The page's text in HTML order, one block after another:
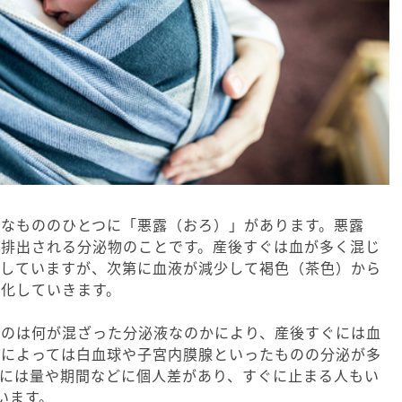
もののひとつに「悪露（おろ）」があります。悪露
出される分泌物のことです。産後すぐは血が多く混じ
ていますが、次第に血液が減少して褐色（茶色）から
していきます。
は何が混ざった分泌液なのかにより、産後すぐには血
よっては白血球や子宮内膜腺といったものの分泌が多
は量や期間などに個人差があり、すぐに止まる人もい
す。